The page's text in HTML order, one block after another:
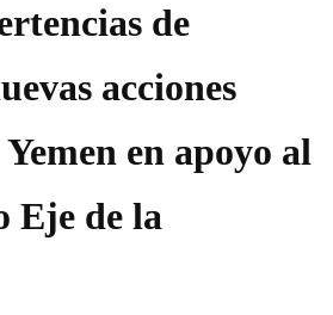
de
acciones
en apoyo al
Eje de la